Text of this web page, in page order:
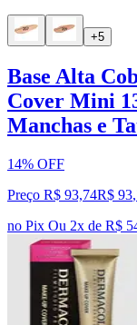
+5
Base Alta
Cover Mini
Manchas e
14% OFF
Preço R$ 93,74R$ 93,
no Pix Ou 2x de R$